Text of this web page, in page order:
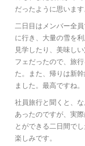
だったように思います
二日目はメンバー全
に行き、大量の雪を
見学したり、美味し
フェだったので、旅
た。また、帰りは新
ました。最高ですね。
社員旅行と聞くと、
あったのですが、実
とができる二日間で
楽しみです。